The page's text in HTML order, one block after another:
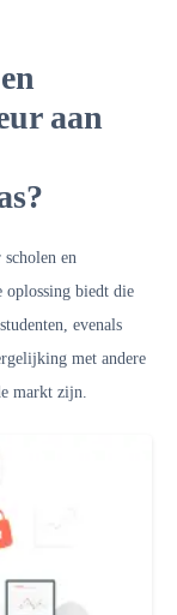
aan
en
oplossing biedt die
evenals
met andere
markt zijn.